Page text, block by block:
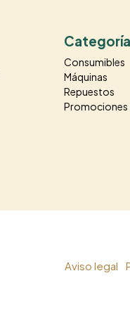
Consumibles
Máquinas
Repuestos
Promociones
Aviso legal